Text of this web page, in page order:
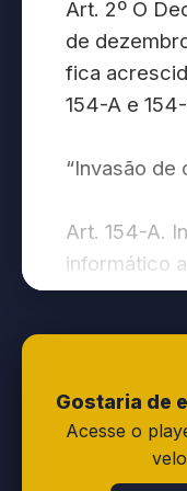
Art. 2º O
de
fica
154-A e
“Invasão de
Art. 154-A.
informático
à rede de
segurança
adulterar ou
expressa
dispositivo
Gostaria de
Acesse o